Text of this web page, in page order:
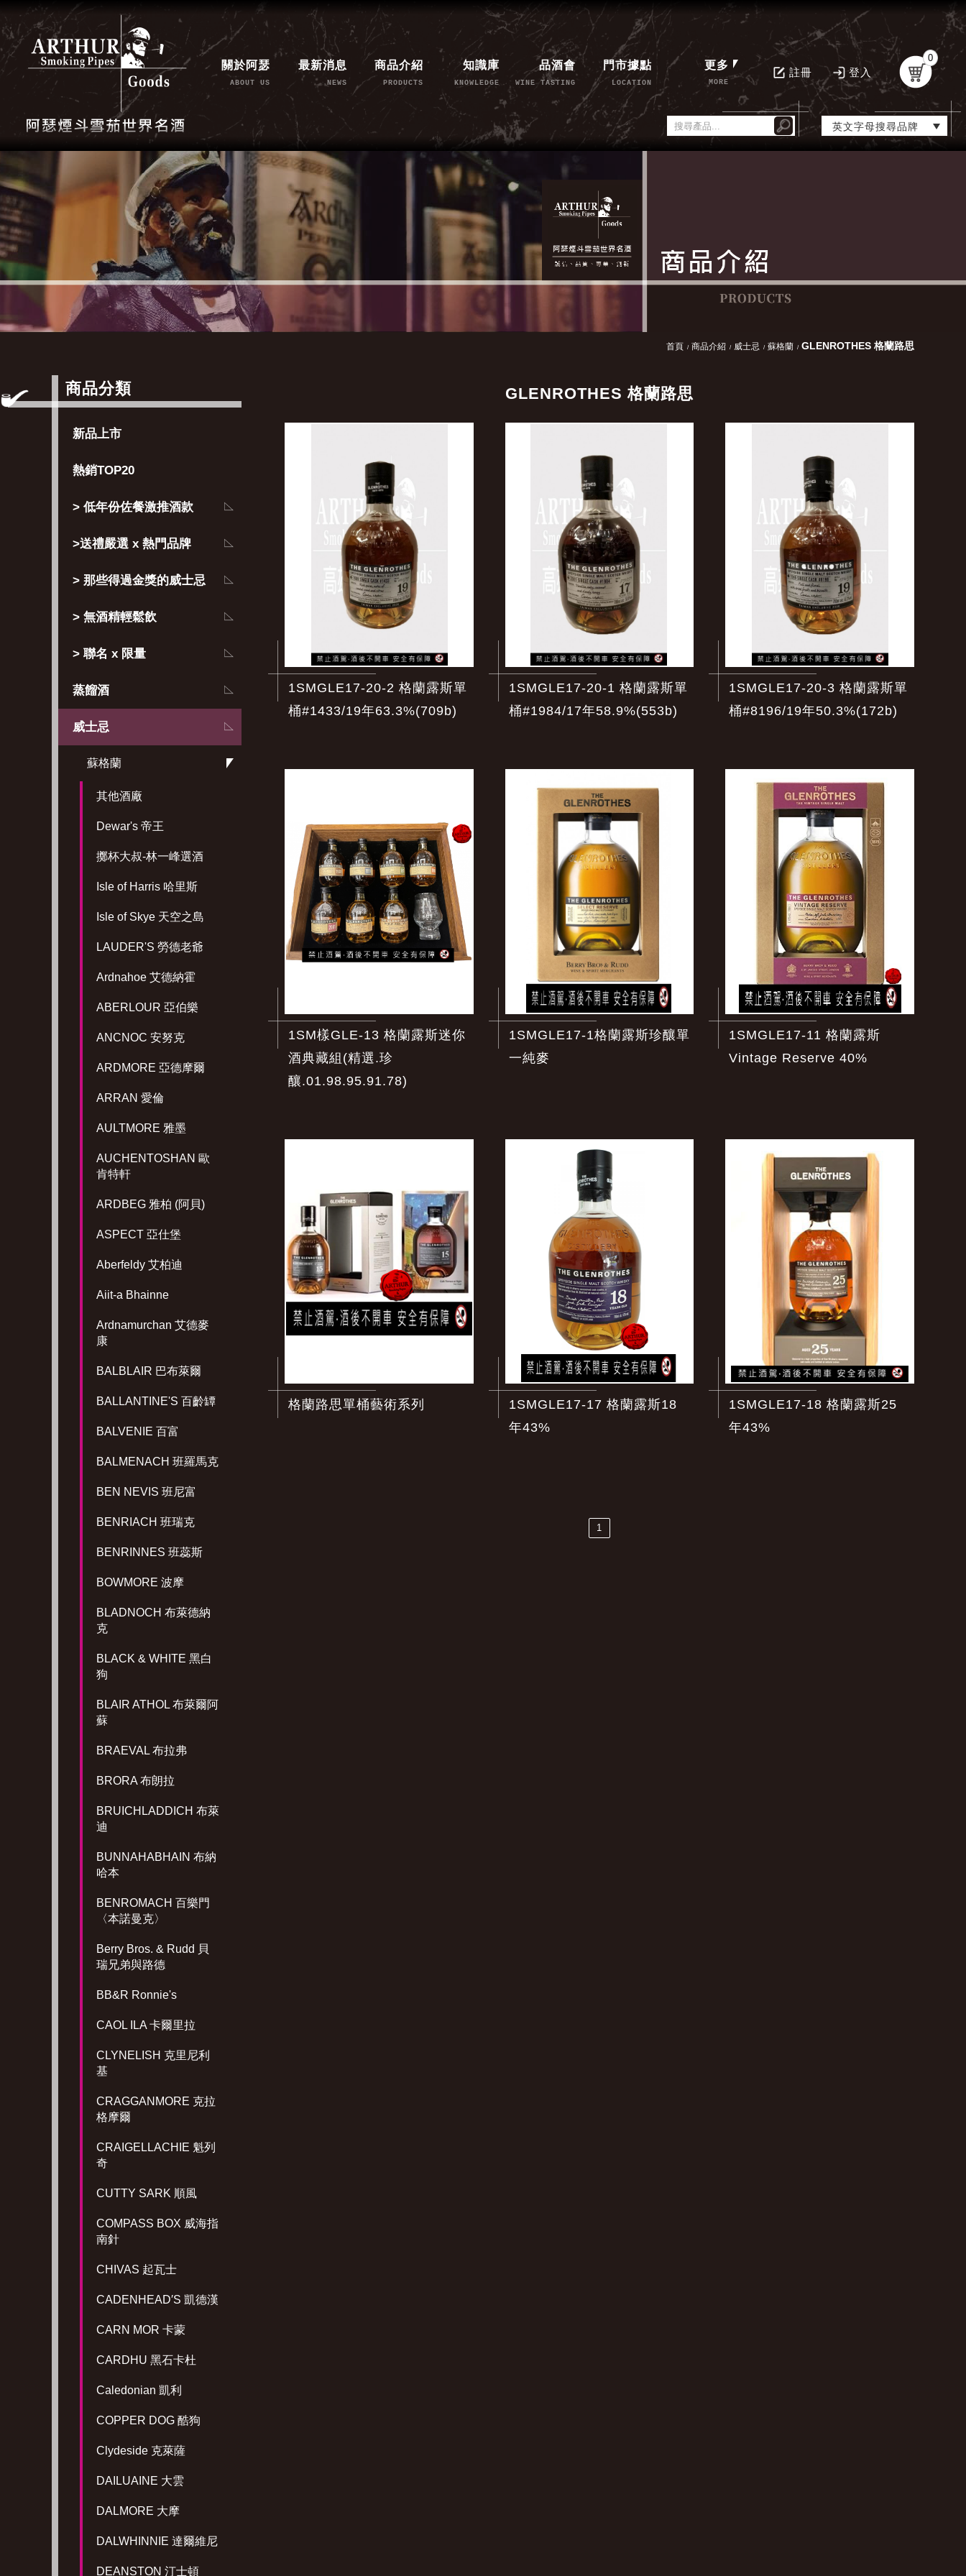
關於阿瑟
ABOUT US
最新消息
NEWS
商品介紹
PRODUCTS
知識庫
KNOWLEDGE
品酒會
WINE TASTING
門市據點
LOCATION
更多
MORE
註冊 登入
0
英文字母搜尋品牌
首頁 商品介紹 威士忌 蘇格蘭 GLENROTHES 格蘭路思
商品分類
新品上市
熱銷TOP20
> 低年份佐餐激推酒款
>送禮嚴選 x 熱門品牌
> 那些得過金獎的威士忌
> 無酒精輕鬆飲
> 聯名 x 限量
蒸餾酒
威士忌
蘇格蘭
其他酒廠
Dewar's 帝王
擲杯大叔-林一峰選酒
Isle of Harris 哈里斯
Isle of Skye 天空之島
LAUDER'S 勞德老爺
Ardnahoe 艾德納霍
ABERLOUR 亞伯樂
ANCNOC 安努克
ARDMORE 亞德摩爾
ARRAN 愛倫
AULTMORE 雅墨
AUCHENTOSHAN 歐
肯特軒
ARDBEG 雅柏 (阿貝)
ASPECT 亞仕堡
Aberfeldy 艾柏迪
Aiit-a Bhainne
Ardnamurchan 艾德麥
康
BALBLAIR 巴布萊爾
BALLANTINE'S 百齡罈
BALVENIE 百富
BALMENACH 班羅馬克
BEN NEVIS 班尼富
BENRIACH 班瑞克
BENRINNES 班蕊斯
BOWMORE 波摩
BLADNOCH 布萊德納
克
BLACK & WHITE 黑白
狗
BLAIR ATHOL 布萊爾阿
蘇
BRAEVAL 布拉弗
BRORA 布朗拉
BRUICHLADDICH 布萊
迪
BUNNAHABHAIN 布納
哈本
BENROMACH 百樂門
〈本諾曼克〉
Berry Bros. & Rudd 貝
瑞兄弟與路德
BB&R Ronnie's
CAOL ILA 卡爾里拉
CLYNELISH 克里尼利
基
CRAGGANMORE 克拉
格摩爾
CRAIGELLACHIE 魁列
奇
CUTTY SARK 順風
COMPASS BOX 威海指
南針
CHIVAS 起瓦士
CADENHEAD′S 凱德漢
CARN MOR 卡蒙
CARDHU 黑石卡杜
Caledonian 凱利
COPPER DOG 酷狗
Clydeside 克萊薩
DAILUAINE 大雲
DALMORE 大摩
DALWHINNIE 達爾維尼
DEANSTON 汀士頓
GLENROTHES 格蘭路思
1SMGLE17-20-2 格蘭露斯單
桶#1433/19年63.3%(709b)
1SMGLE17-20-1 格蘭露斯單
桶#1984/17年58.9%(553b)
1SMGLE17-20-3 格蘭露斯單
桶#8196/19年50.3%(172b)
1SM樣GLE-13 格蘭露斯迷你
酒典藏組(精選.珍
釀.01.98.95.91.78)
1SMGLE17-1格蘭露斯珍釀單
一純麥
1SMGLE17-11 格蘭露斯
Vintage Reserve 40%
格蘭路思單桶藝術系列
1SMGLE17-17 格蘭露斯18
年43%
1SMGLE17-18 格蘭露斯25
年43%
1